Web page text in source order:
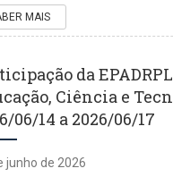
MAIS
da
Ciência e
06/14 a 2026/06/17
junho de 2026